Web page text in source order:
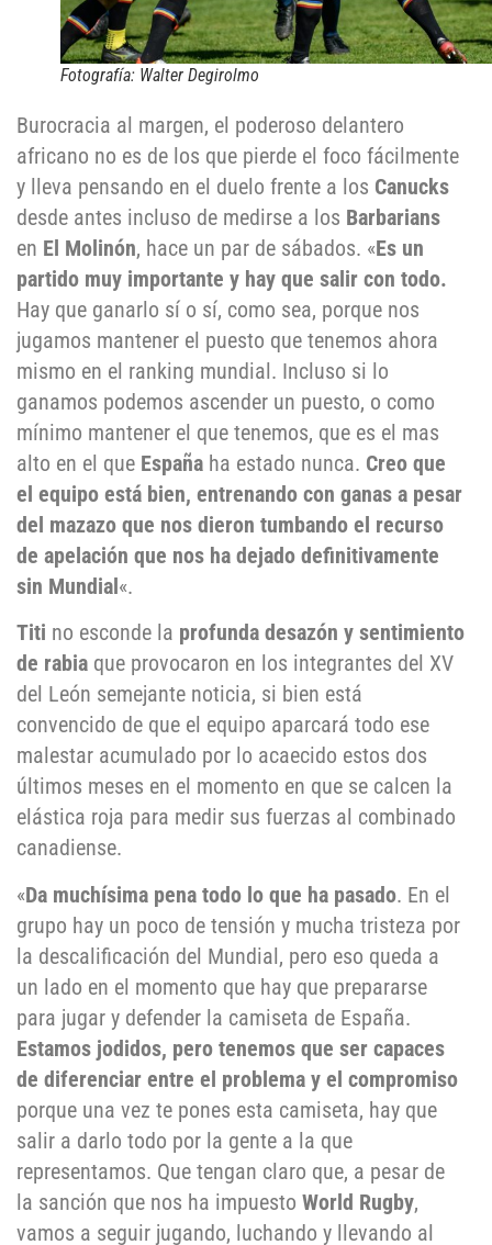
Fotografía: Walter Degirolmo
Burocracia al margen, el poderoso delantero
africano no es de los que pierde el foco fácilmente
y lleva pensando en el duelo frente a los Canucks
desde antes incluso de medirse a los Barbarians
en El Molinón, hace un par de sábados. «Es un
partido muy importante y hay que salir con todo.
Hay que ganarlo sí o sí, como sea, porque nos
jugamos mantener el puesto que tenemos ahora
mismo en el ranking mundial. Incluso si lo
ganamos podemos ascender un puesto, o como
mínimo mantener el que tenemos, que es el mas
alto en el que España ha estado nunca. Creo que
el equipo está bien, entrenando con ganas a pesar
del mazazo que nos dieron tumbando el recurso
de apelación que nos ha dejado definitivamente
sin Mundial«.
Titi no esconde la profunda desazón y sentimiento
de rabia que provocaron en los integrantes del XV
del León semejante noticia, si bien está
convencido de que el equipo aparcará todo ese
malestar acumulado por lo acaecido estos dos
últimos meses en el momento en que se calcen la
elástica roja para medir sus fuerzas al combinado
canadiense.
«Da muchísima pena todo lo que ha pasado. En el
grupo hay un poco de tensión y mucha tristeza por
la descalificación del Mundial, pero eso queda a
un lado en el momento que hay que prepararse
para jugar y defender la camiseta de España.
Estamos jodidos, pero tenemos que ser capaces
de diferenciar entre el problema y el compromiso
porque una vez te pones esta camiseta, hay que
salir a darlo todo por la gente a la que
representamos. Que tengan claro que, a pesar de
la sanción que nos ha impuesto World Rugby,
vamos a seguir jugando, luchando y llevando al